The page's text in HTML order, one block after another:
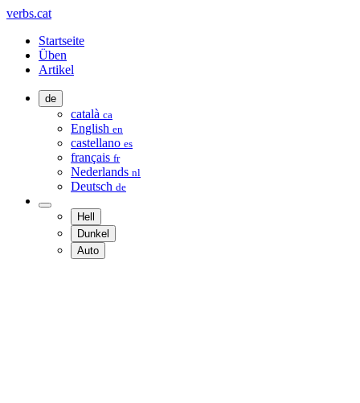
verbs.cat
Startseite
Üben
Artikel
de
català ca
English en
castellano es
français fr
Nederlands nl
Deutsch de
Hell
Dunkel
Auto